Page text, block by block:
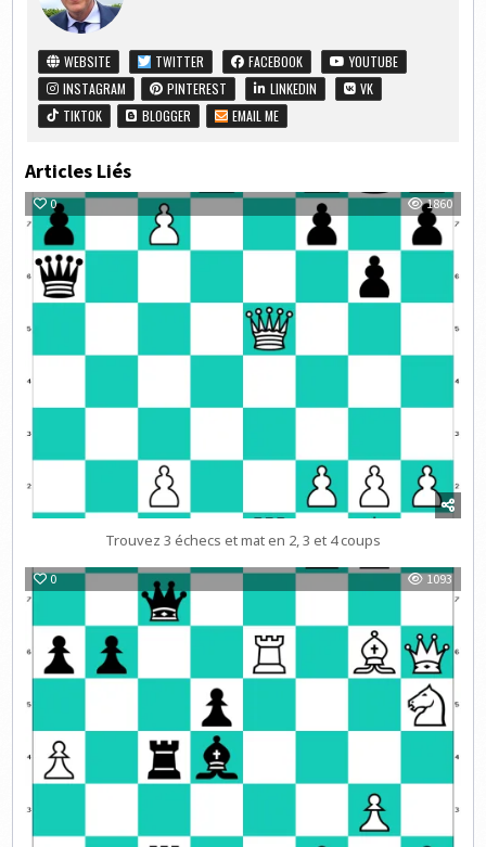
WEBSITE TWITTER FACEBOOK
YOUTUBE
INSTAGRAM
PINTEREST LINKEDIN
VK
TIKTOK
BLOGGER EMAIL ME
Articles Liés
0 1860
Trouvez 3 échecs et mat en 2, 3 et 4 coups
0 1093